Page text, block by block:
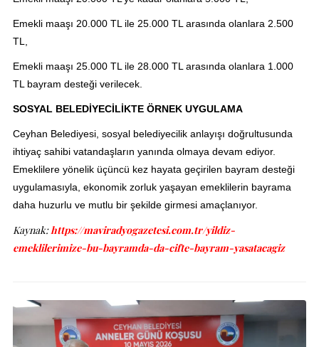
Emekli maaşı 20.000 TL ile 25.000 TL arasında olanlara 2.500
TL,
Emekli maaşı 25.000 TL ile 28.000 TL arasında olanlara 1.000
TL bayram desteği verilecek.
SOSYAL BELEDİYECİLİKTE ÖRNEK UYGULAMA
Ceyhan Belediyesi, sosyal belediyecilik anlayışı doğrultusunda
ihtiyaç sahibi vatandaşların yanında olmaya devam ediyor.
Emeklilere yönelik üçüncü kez hayata geçirilen bayram desteği
uygulamasıyla, ekonomik zorluk yaşayan emeklilerin bayrama
daha huzurlu ve mutlu bir şekilde girmesi amaçlanıyor.
Kaynak: https://maviradyogazetesi.com.tr/yildiz-
emeklilerimize-bu-bayramda-da-cifte-bayram-yasatacagiz